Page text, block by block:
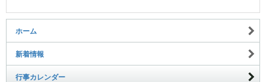
ホーム
新着情報
行事カレンダー